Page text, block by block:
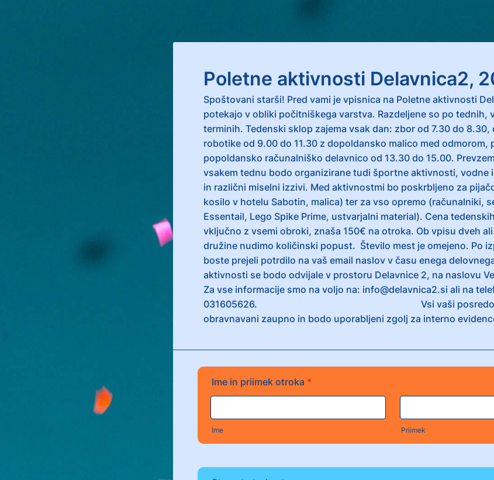
Poletne aktivnosti Delavnica2,
Spoštovani starši! Pred vami je vpisnica na Poletne aktivnosti
potekajo v obliki počitniškega varstva. Razdeljene so po tednih,
terminih. Tedenski sklop zajema vsak dan: zbor od 7.30 do 8.30,
robotike od 9.00 do 11.30 z dopoldansko malico med odmorom,
popoldansko računalniško delavnico od 13.30 do 15.00.
vsakem tednu bodo organizirane tudi športne aktivnosti, vodne
in različni miselni izzivi. Med aktivnostmi bo poskrbljeno za
kosilo v hotelu Sabotin, malica) ter za vso opremo (računalniki,
Essentail, Lego Spike Prime, ustvarjalni material). Cena
vključno z vsemi obroki, znaša 150€ na otroka. Ob vpisu dveh
družine nudimo količinski popust. Število mest je omejeno. Po
boste prejeli potrdilo na vaš email naslov v času enega
aktivnosti se bodo odvijale v prostoru Delavnice 2, na naslovu
Za vse informacije smo na voljo na: info@delavnica2.si ali na
031605626. Vsi vaši posredovani
obravnavani zaupno in bodo uporabljeni zgolj za interno
Ime in priimek otroka *
Ime Priimek